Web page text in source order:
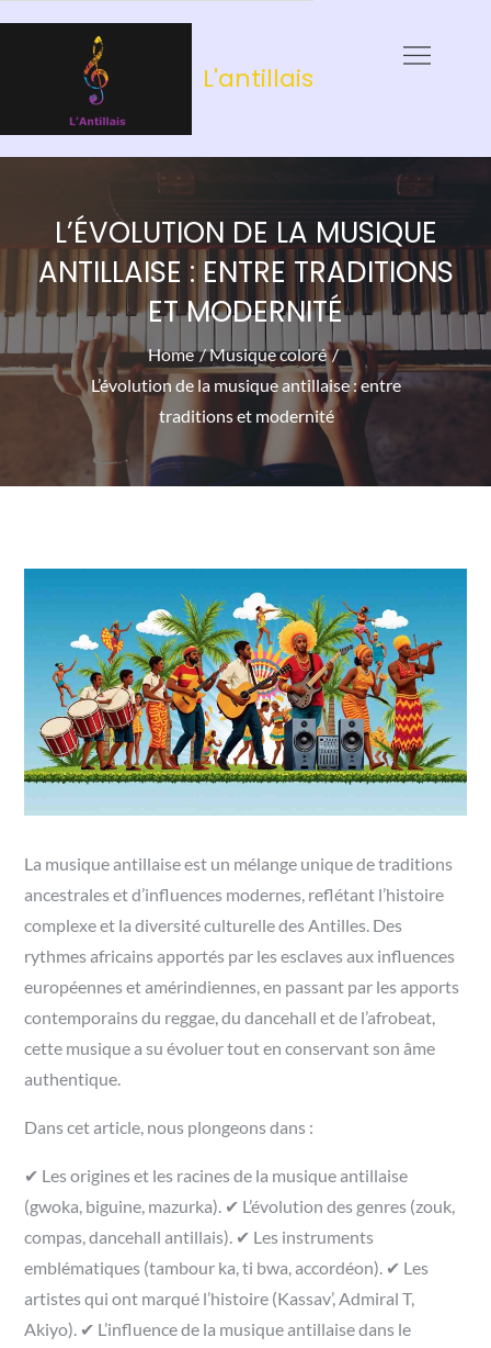
L'antillais
L’ÉVOLUTION DE LA MUSIQUE
ANTILLAISE : ENTRE TRADITIONS
ET MODERNITÉ
Home
Musique coloré
L’évolution de la musique antillaise : entre
traditions et modernité
La musique antillaise est un mélange unique de traditions
ancestrales et d’influences modernes, reflétant l’histoire
complexe et la diversité culturelle des Antilles. Des
rythmes africains apportés par les esclaves aux influences
européennes et amérindiennes, en passant par les apports
contemporains du reggae, du dancehall et de l’afrobeat,
cette musique a su évoluer tout en conservant son âme
authentique.
Dans cet article, nous plongeons dans :
✔ Les origines et les racines de la musique antillaise
(gwoka, biguine, mazurka). ✔ L’évolution des genres (zouk,
compas, dancehall antillais). ✔ Les instruments
emblématiques (tambour ka, ti bwa, accordéon). ✔ Les
artistes qui ont marqué l’histoire (Kassav’, Admiral T,
Akiyo). ✔ L’influence de la musique antillaise dans le